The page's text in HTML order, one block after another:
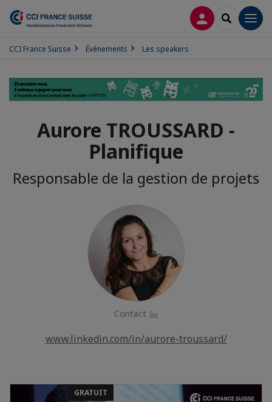
CONNEXION
CCI France Suisse Événements Les speakers
Aurore TROUSSARD -
Planifique
Responsable de la gestion de projets
Contact
www.linkedin.com/in/aurore-troussard/
GRATUIT